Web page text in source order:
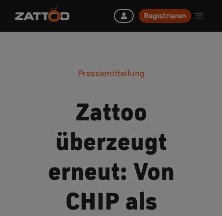
Registrieren
Pressemitteilung
Zattoo
überzeugt
erneut: Von
CHIP als